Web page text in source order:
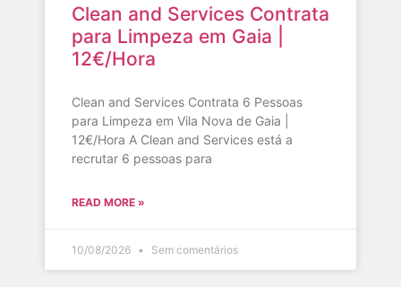
Clean and Services Contrata
para Limpeza em Gaia |
12€/Hora
Clean and Services Contrata 6 Pessoas
para Limpeza em Vila Nova de Gaia |
12€/Hora A Clean and Services está a
recrutar 6 pessoas para
READ MORE »
10/08/2026 Sem comentários